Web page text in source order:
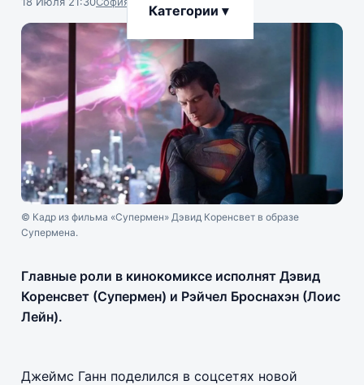
Категории ▾
© Кадр из фильма «Супермен» Дэвид Коренсвет в образе
Супермена.
Главные роли в кинокомиксе исполнят Дэвид
Коренсвет (Супермен) и Рэйчел Броснахэн (Лоис
Лейн).
Джеймс Ганн поделился в соцсетях новой